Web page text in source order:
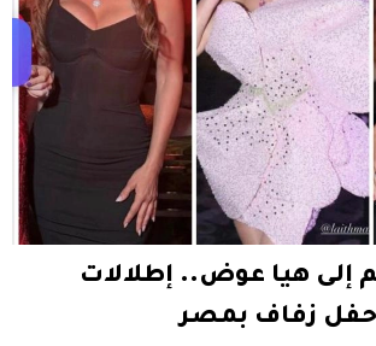
إلى هيا عوض.. إطلالات
زفاف بمصر